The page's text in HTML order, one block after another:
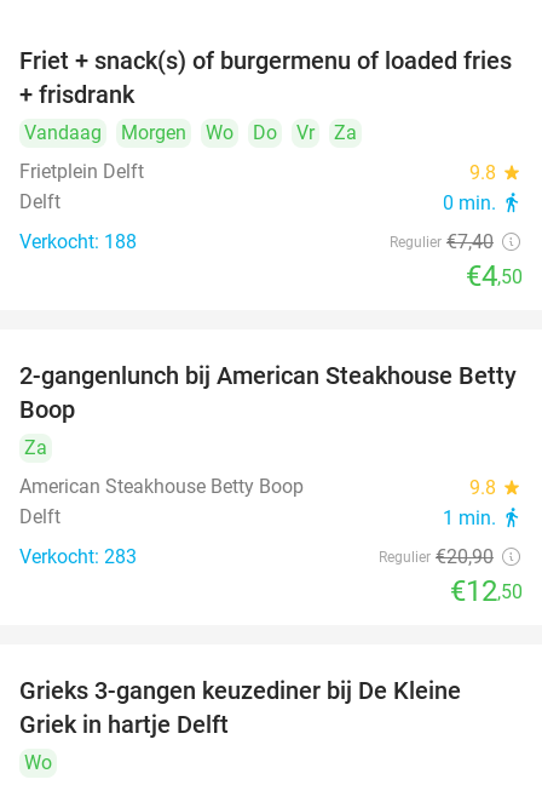
39%
Friet + snack(s) of burgermenu of loaded fries
+ frisdrank
Vandaag Morgen Wo Do Vr
Za
Frietplein Delft
9.8 star
Delft 0 min. directions_walk
Verkocht: 188 Regulier €7,40
€4,50
40%
2-gangenlunch bij American Steakhouse Betty
Boop
Za
American Steakhouse Betty Boop
9.8 star
Delft 1 min. directions_walk
Verkocht: 283 Regulier €20,90
€12,50
Grieks 3-gangen keuzediner bij De Kleine
Griek in hartje Delft
Wo